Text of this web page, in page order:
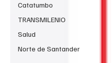
Catatumbo
TRANSMILENIO
Salud
Norte de Santander